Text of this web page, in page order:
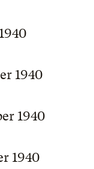
1940
1940
1940